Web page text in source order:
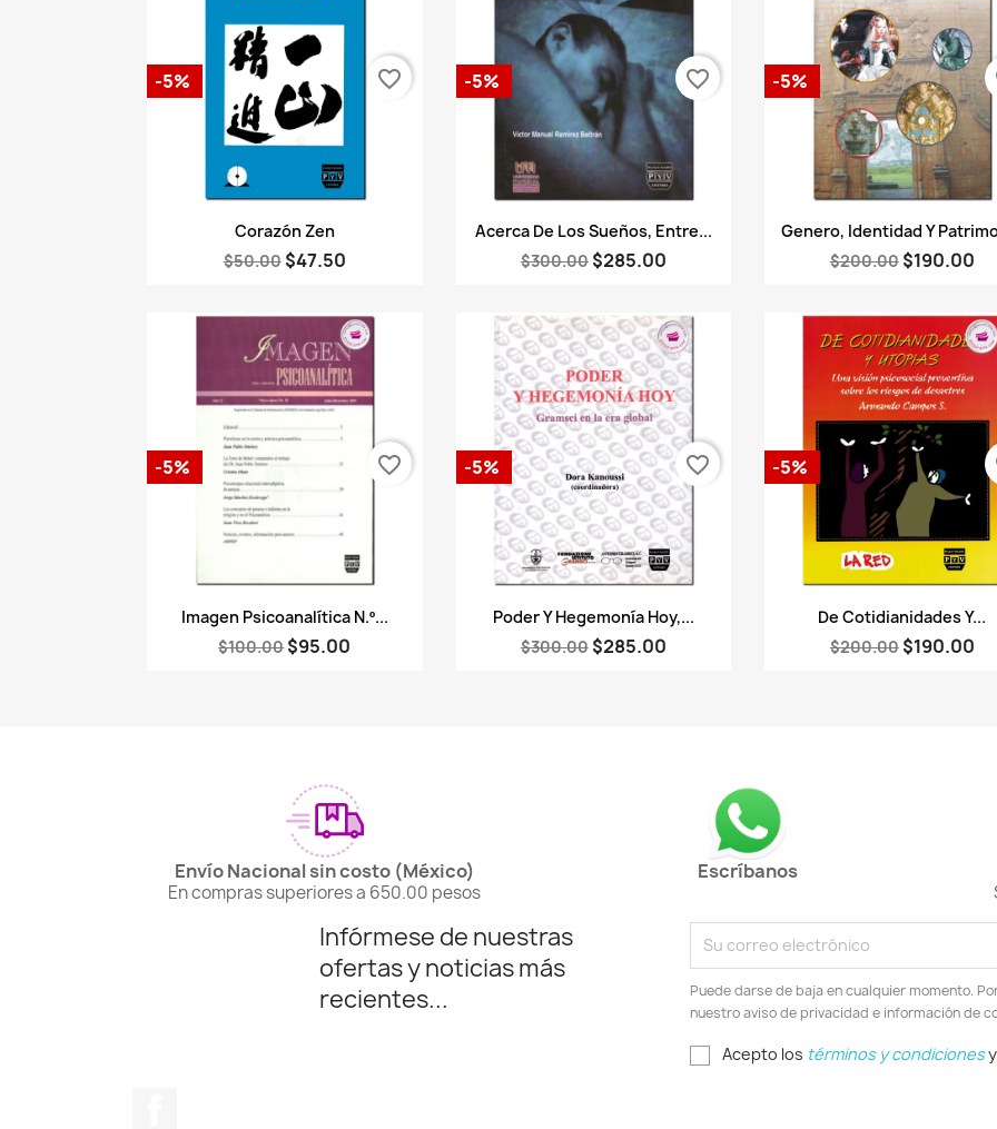
Vista rápida
Corazón Zen
$50.00 $47.50
-5% favorite_border
 Vista rápida
Acerca De Los Sueños, Entre...
$300.00 $285.00
-5% favorite_border
Vista rápida
Genero, Identidad Y
$200.00 $190.00
-5%
Vista rápida
Imagen Psicoanalítica N.º...
$100.00$95.00
-5% favorite_border
Vista rápida
Poder Y Hegemonía Hoy,...
$300.00 $285.00
-5% favorite_border
Vista rápida
De Cotidianidades Y...
$200.00 $190.00
-5%
Envío Nacional sin costo (México)
En compras superiores a 650.00 pesos
Escríbanos
Infórmese de nuestras
ofertas y noticias más
recientes...
Puede darse de baja en cualquier momento.
nuestro aviso de privacidad e información de
Acepto los términos y condiciones